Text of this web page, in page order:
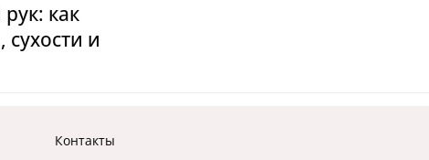
как
и
Контакты